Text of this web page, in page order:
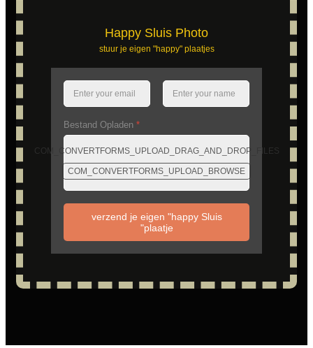
Happy Sluis Photo
stuur je eigen "happy" plaatjes
Bestand Opladen *
COM_CONVERTFORMS_UPLOAD_DRAG_AND_DROP_FILES
COM_CONVERTFORMS_UPLOAD_BROWSE
verzend je eigen "happy Sluis
"plaatje